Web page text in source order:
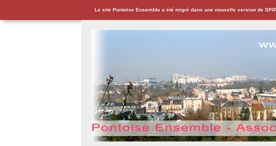
Le site Pontoise Ensemble a été migré dans une nouvelle version de